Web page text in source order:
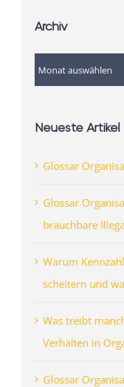
Archiv
Archiv
Neueste Artikel
Glossar
Glossar
brauchbare
Warum
scheitern und
Was treibt
Verhalten in
Glossar